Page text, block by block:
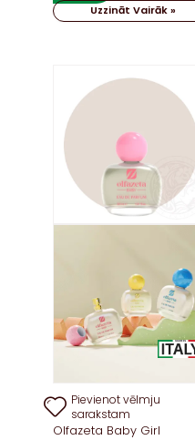
Uzzināt Vairāk »
Pievienot vēlmju
sarakstam
Olfazeta Baby Girl